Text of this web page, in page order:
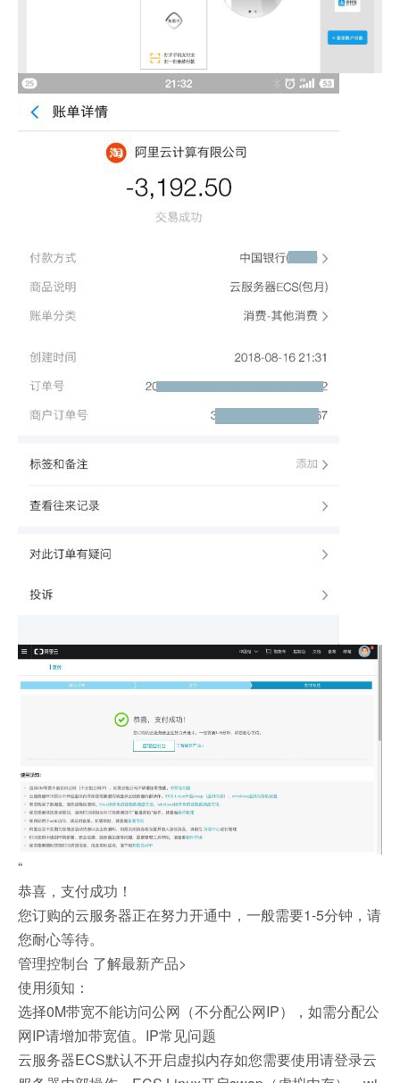
“
恭喜，支付成功！
您订购的云服务器正在努力开通中，一般需要1-5分钟，请
您耐心等待。
管理控制台 了解最新产品>
使用须知：
选择0M带宽不能访问公网（不分配公网IP），如需分配公
网IP请增加带宽值。IP常见问题
云服务器ECS默认不开启虚拟内存如您需要使用请登录云